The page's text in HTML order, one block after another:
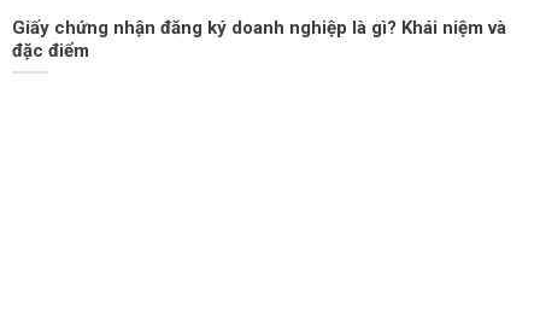
Giấy chứng nhận đăng ký doanh nghiệp là gì? Khái niệm và
đặc điểm